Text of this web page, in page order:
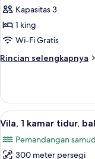
1
kamar
tidur,
tepi
Kapasitas 3
1 king
Wi-Fi Gratis
Rincian selengkapnya
Rincian
Vila,
kamar
balkon,
tepi
Lihat
semua
foto
7
Vila, 1 kamar tidur,
Pemandangan
300 meter persegi